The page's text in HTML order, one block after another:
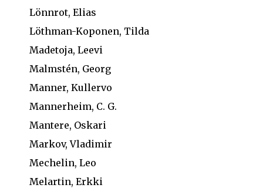
Lönnrot, Elias
Löthman-Koponen, Tilda
Madetoja, Leevi
Malmstén, Georg
Manner, Kullervo
Mannerheim, C. G.
Mantere, Oskari
Markov, Vladimir
Mechelin, Leo
Melartin, Erkki